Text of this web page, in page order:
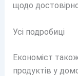
щодо
Усі подробиці
Економіст
продуктів у